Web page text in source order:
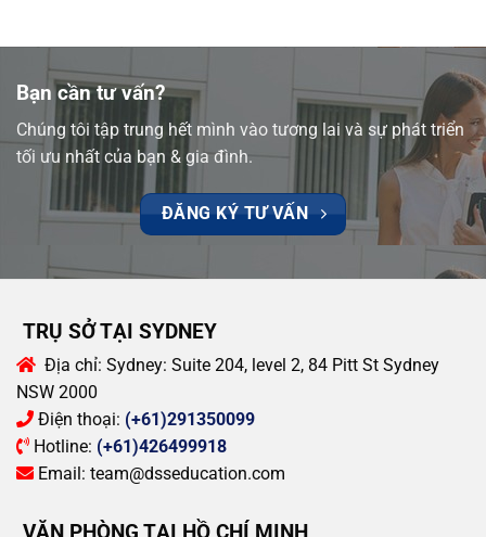
Bạn cần tư vấn?
Chúng tôi tập trung hết mình vào tương lai và sự phát triển
tối ưu nhất của bạn & gia đình.
ĐĂNG KÝ TƯ VẤN
TRỤ SỞ TẠI SYDNEY
Địa chỉ: Sydney: Suite 204, level 2, 84 Pitt St Sydney
NSW 2000
Điện thoại: (+61)291350099
Hotline: (+61)426499918
Email: team@dsseducation.com
VĂN PHÒNG TẠI HỒ CHÍ MINH